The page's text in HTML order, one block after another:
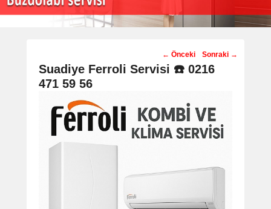
Post
navigation
← Önceki Sonraki →
Suadiye Ferroli Servisi ☎️ 0216
471 59 56